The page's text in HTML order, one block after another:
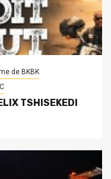
de BKBK
TSHISEKEDI